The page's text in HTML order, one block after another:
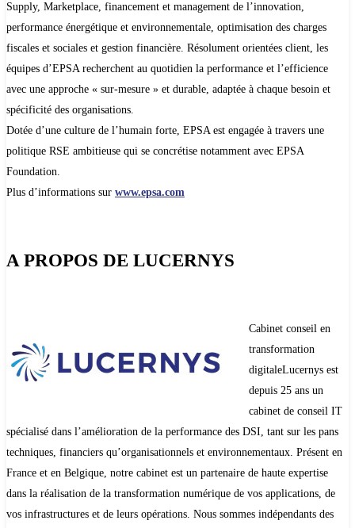
Supply, Marketplace, financement et management de l’innovation,
performance énergétique et environnementale, optimisation des charges
fiscales et sociales et gestion financière. Résolument orientées client, les
équipes d’EPSA recherchent au quotidien la performance et l’efficience
avec une approche « sur-mesure » et durable, adaptée à chaque besoin et
spécificité des organisations.
Dotée d’une culture de l’humain forte, EPSA est engagée à travers une
politique RSE ambitieuse qui se concrétise notamment avec EPSA
Foundation.
Plus d’informations sur www.epsa.com
A PROPOS DE LUCERNYS
Cabinet conseil en
transformation
digitaleLucernys est
depuis 25 ans un
cabinet de conseil IT
spécialisé dans l’amélioration de la performance des DSI, tant sur les pans
techniques, financiers qu’organisationnels et environnementaux. Présent en
France et en Belgique, notre cabinet est un partenaire de haute expertise
dans la réalisation de la transformation numérique de vos applications, de
vos infrastructures et de leurs opérations. Nous sommes indépendants des